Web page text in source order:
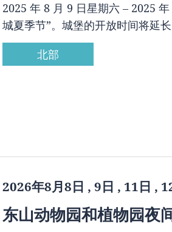
2025 年 8 月 9 日星期六 – 2025
城夏季节”。城堡的开放时间将延
北部
2026年8月8日 , 9日 , 11日 ,
东山动物园和植物园夜